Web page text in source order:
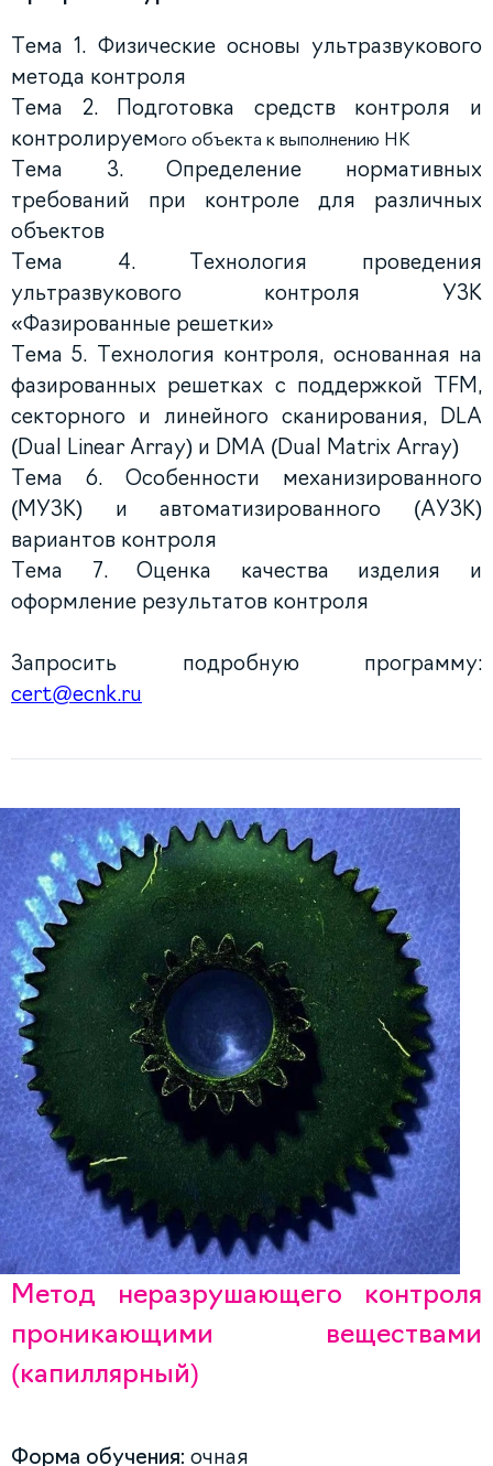
Тема 1. Физические основы ультразвукового
метода контроля
Тема 2. Подготовка средств контроля и
контролируемого объекта к выполнению НК
Тема 3. Определение нормативных
требований при контроле для различных
объектов
Тема 4. Технология проведения
ультразвукового контроля УЗК
«Фазированные решетки»
Тема 5. Технология контроля, основанная на
фазированных решетках с поддержкой TFM,
секторного и линейного сканирования, DLA
(Dual Linear Array) и DMA (Dual Matrix Array)
Тема 6. Особенности механизированного
(МУЗК) и автоматизированного (АУЗК)
вариантов контроля
Тема 7. Оценка качества изделия и
оформление результатов контроля
Запросить подробную программу:
cert@ecnk.ru
Метод неразрушающего контроля
проникающими веществами
(капиллярный)
Форма обучения: очная